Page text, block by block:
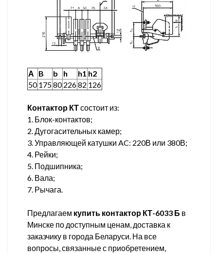
А B b h h1 h2
50 17580 22682 126
Контактор КТсостоит из:
1. Блок-контактов;
2. Дугогасительных камер;
3. Управляющей катушки AC: 220В или 380В;
4. Рейки;
5. Подшипника;
6. Вала;
7. Рычага.
Предлагаем купить контактор КТ-6033 Б в
Минске по доступным ценам, доставка к
заказчику в города Беларуси. На все
вопросы, связанные с приобретением,